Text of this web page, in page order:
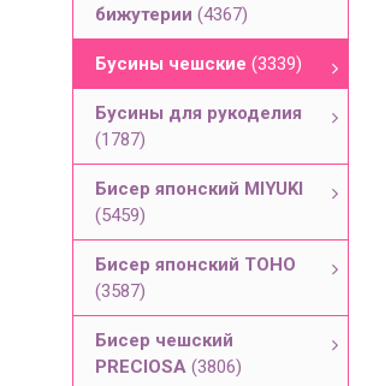
бижутерии (4367)
Бусины чешские (3339)
Бусины для рукоделия
(1787)
Бисер японский MIYUKI
(5459)
Бисер японский TOHO
(3587)
Бисер чешский
PRECIOSA (3806)